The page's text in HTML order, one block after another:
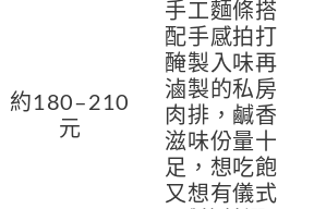
約180–210
元
手工麵條搭
配手感拍打
醃製入味再
滷製的私房
肉排，鹹香
滋味份量十
足，想吃飽
又想有儀式